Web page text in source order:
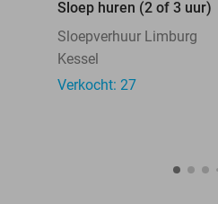
Sloep huren (2 of 3 uur)
Sloepverhuur Limburg
Kessel
Verkocht: 27